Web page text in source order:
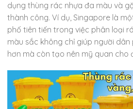
dụng thùng rác nhựa đa màu và
thành công. Ví dụ, Singapore là
phố tiên tiến trong việc phân loại
màu sắc không chỉ giúp người
hơn mà còn tạo nên mỹ quan cho